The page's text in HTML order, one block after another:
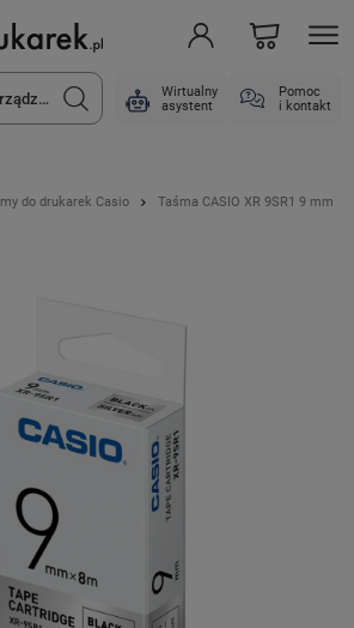
Wirtualny
asystent
Pomoc
i kontakt
do drukarek Casio Taśma CASIO XR 9SR1 9 mm